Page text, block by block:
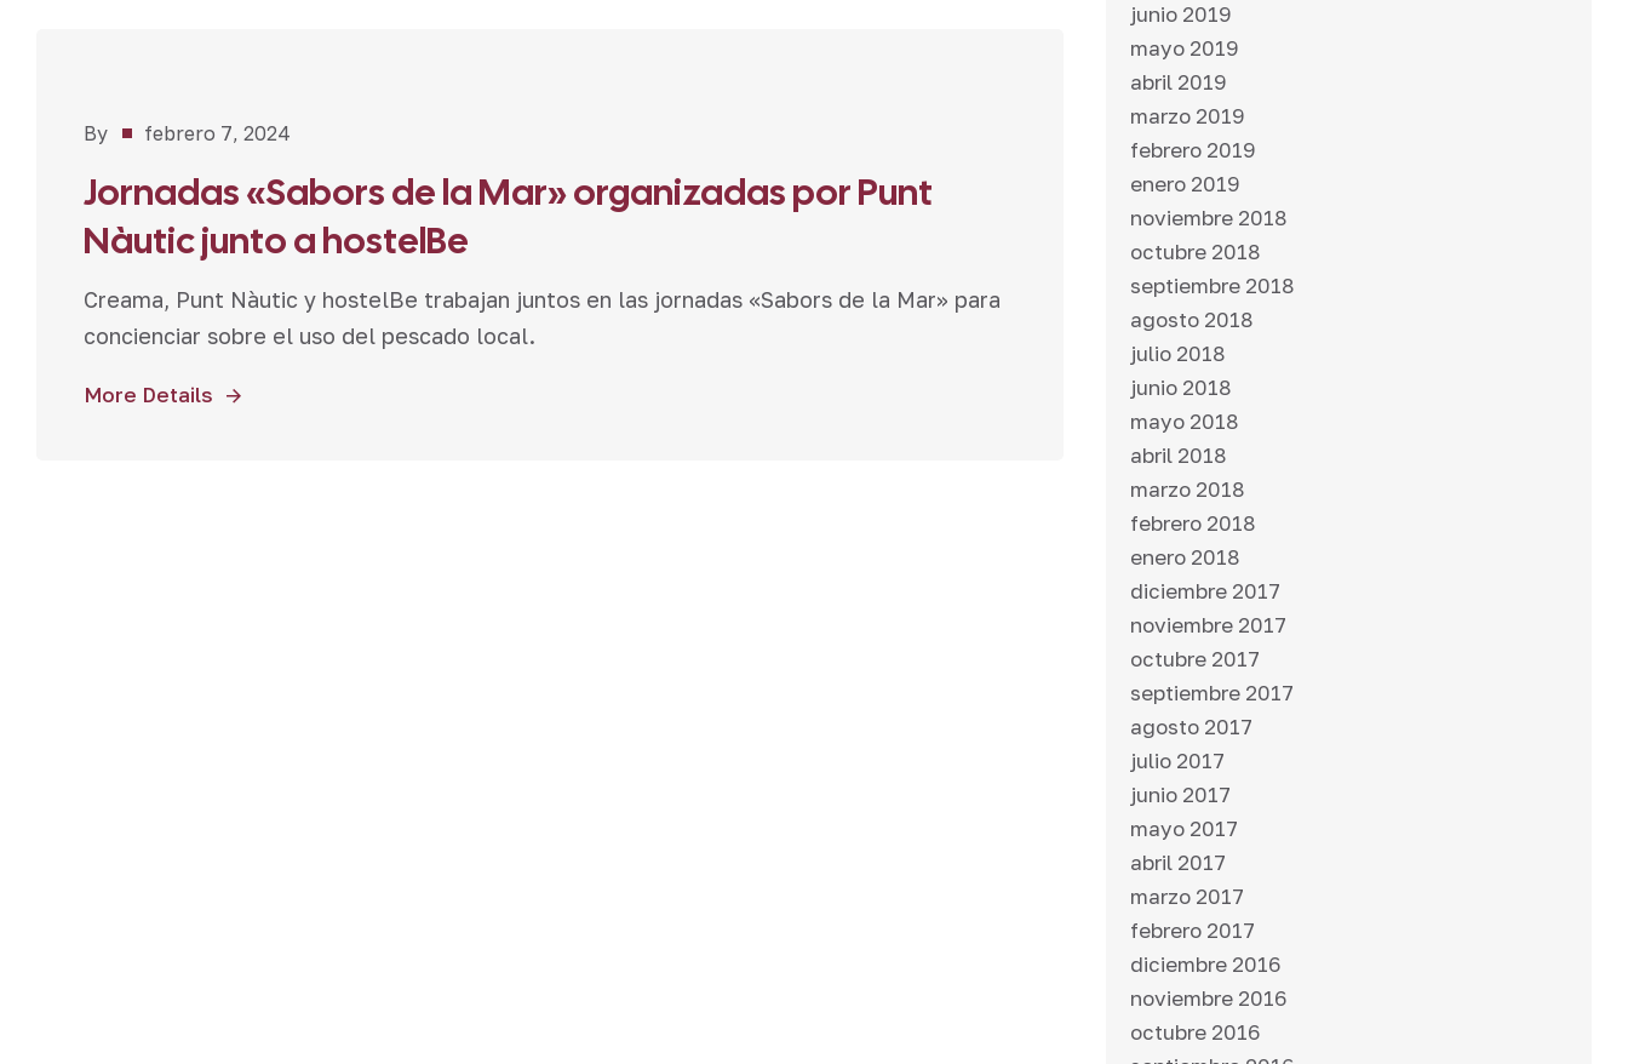
Aula
Cabrera,
By febrero 7, 2024
Jornadas «Sabors de la Mar» organizadas por Punt
Nàutic junto a hostelBe
Creama, Punt Nàutic y hostelBe trabajan juntos en las jornadas «Sabors de la Mar» para
concienciar sobre el uso del pescado local.
More Details
junio 2019
mayo 2019
abril 2019
marzo 2019
febrero 2019
enero 2019
noviembre 2018
octubre 2018
septiembre 2018
agosto 2018
julio 2018
junio 2018
mayo 2018
abril 2018
marzo 2018
febrero 2018
enero 2018
diciembre 2017
noviembre 2017
octubre 2017
septiembre 2017
agosto 2017
julio 2017
junio 2017
mayo 2017
abril 2017
marzo 2017
febrero 2017
diciembre 2016
noviembre 2016
octubre 2016